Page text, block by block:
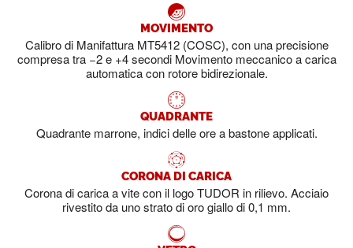
MOVIMENTO
Calibro di Manifattura MT5412 (COSC), con una precisione
compresa tra −2 e +4 secondi Movimento meccanico a carica
automatica con rotore bidirezionale.
QUADRANTE
Quadrante marrone, indici delle ore a bastone applicati.
CORONA DI CARICA
Corona di carica a vite con il logo TUDOR in rilievo. Acciaio
rivestito da uno strato di oro giallo di 0,1 mm.